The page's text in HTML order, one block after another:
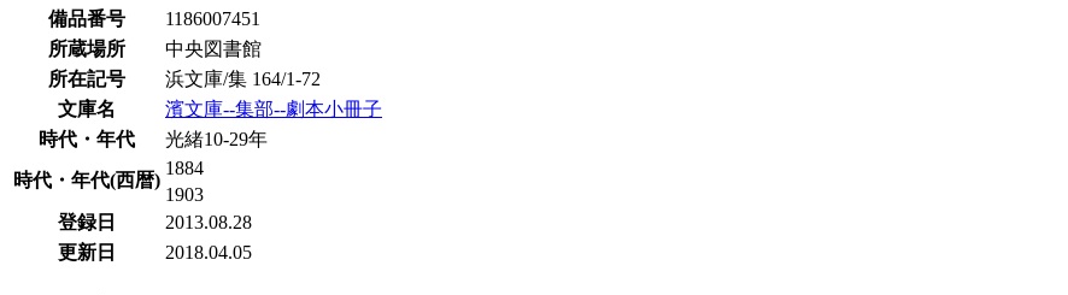
備品番号
1186007451
所蔵場所
中央図書館
所在記号
浜文庫/集 164/1-72
文庫名
濱文庫--集部--劇本小冊子
時代・年代
光緒10-29年
時代・年代(西暦)
1884
1903
登録日
2013.08.28
更新日
2018.04.05